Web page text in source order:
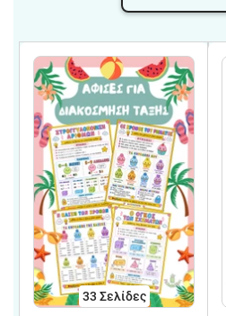
33 Σελίδες